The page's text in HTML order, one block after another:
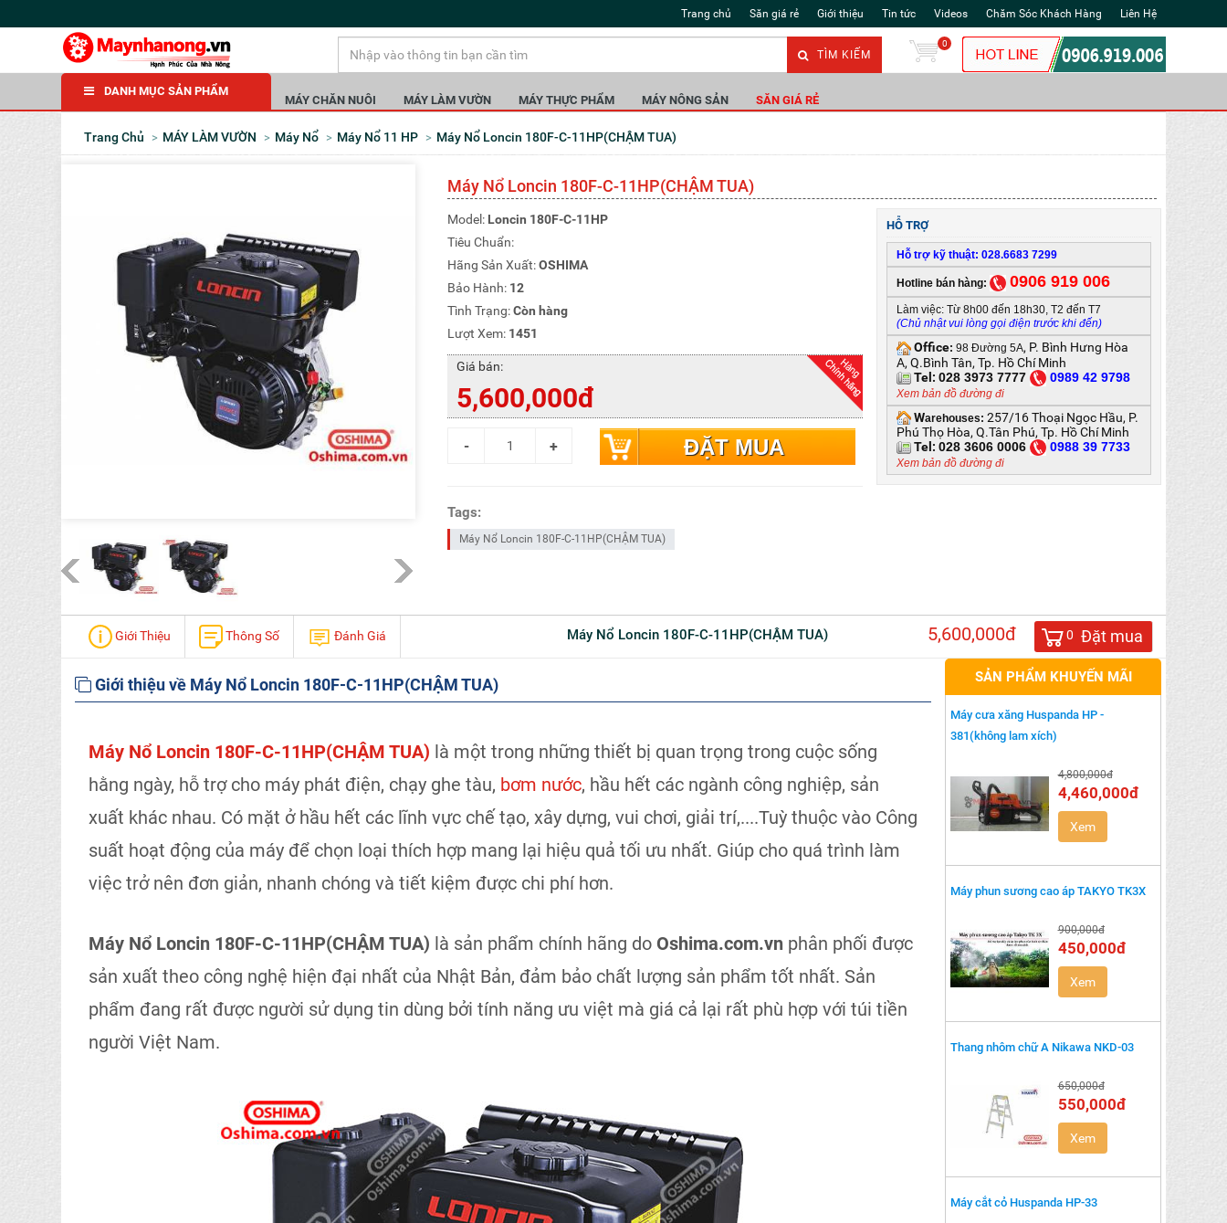
Trang chủ Săn giá rẻ Giới thiệu Tin tức Videos Chăm Sóc Khách Hàng Liên Hệ
TÌM KIẾM
0
DANH MỤC SẢN PHẨM
MÁY CHĂN NUÔI MÁY LÀM VƯỜN MÁY THỰC PHẨM MÁY NÔNG SẢN SĂN GIÁ RẺ
Trang Chủ MÁY LÀM VƯỜN Máy Nổ Máy Nổ 11 HP Máy Nổ Loncin 180F-C-11HP(CHẬM TUA)
Máy Nổ Loncin 180F-C-11HP(CHẬM TUA)
Model: Loncin 180F-C-11HP
Tiêu Chuẩn:
Hãng Sản Xuất:OSHIMA
Bảo Hành: 12
Tình Trạng:Còn hàng
Lượt Xem: 1451
Giá bán:
5,600,000đ
ĐẶT MUA
Tags:
Máy Nổ Loncin 180F-C-11HP(CHẬM TUA)
HỖ TRỢ
Hỗ trợ kỹ thuật: 028.6683 7299
Hotline bán hàng: 0906 919 006
Làm việc: Từ 8h00 đến 18h30, T2 đến T7
(Chủ nhật vui lòng gọi điện trước khi đến)
Office: 98 Đường 5A, P. Bình Hưng Hòa
A, Q.Bình Tân, Tp. Hồ Chí Minh
Tel:028 3973 7777 0989 42 9798
Xem bản đồ đường đi
Warehouses: 257/16 Thoại Ngọc Hầu, P.
Phú Thọ Hòa, Q.Tân Phú, Tp. Hồ Chí Minh
Tel:028 3606 0006 0988 39 7733
Xem bản đồ đường đi
Giới Thiệu Thông Số Đánh Giá Máy Nổ Loncin 180F-C-11HP(CHẬM TUA) 5,600,000đ 0 Đặt mua
Giới thiệu về Máy Nổ Loncin 180F-C-11HP(CHẬM TUA)
Máy Nổ Loncin 180F-C-11HP(CHẬM TUA) là một trong những thiết bị quan trọng trong cuộc sống
hằng ngày, hỗ trợ cho máy phát điện, chạy ghe tàu, bơm nước, hầu hết các ngành công nghiệp, sản
xuất khác nhau. Có mặt ở hầu hết các lĩnh vực chế tạo, xây dựng, vui chơi, giải trí,....Tuỳ thuộc vào Công
suất hoạt động của máy để chọn loại thích hợp mang lại hiệu quả tối ưu nhất. Giúp cho quá trình làm
việc trở nên đơn giản, nhanh chóng và tiết kiệm được chi phí hơn.
Máy Nổ Loncin 180F-C-11HP(CHẬM TUA) là sản phẩm chính hãng do Oshima.com.vn phân phối được
sản xuất theo công nghệ hiện đại nhất của Nhật Bản, đảm bảo chất lượng sản phẩm tốt nhất. Sản
phẩm đang rất được người sử dụng tin dùng bởi tính năng ưu việt mà giá cả lại rất phù hợp với túi tiền
người Việt Nam.
SẢN PHẨM KHUYẾN MÃI
Máy cưa xăng Huspanda HP -
381(không lam xích)
4,800,000đ
4,460,000đ
Xem
Máy phun sương cao áp TAKYO TK3X
900,000đ
450,000đ
Xem
Thang nhôm chữ A Nikawa NKD-03
650,000đ
550,000đ
Xem
Máy cắt cỏ Huspanda HP-33